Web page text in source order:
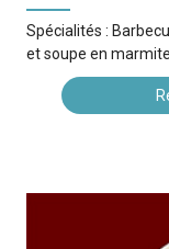
Spécialités :
et soupe en